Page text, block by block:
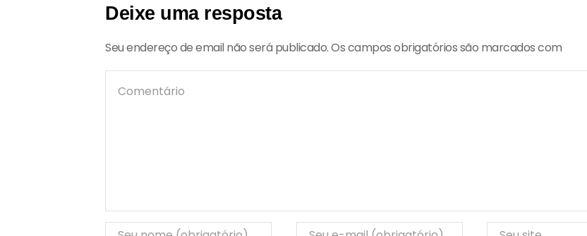
Deixe uma resposta
Seu endereço de email não será publicado. Os campos obrigatórios são marcados com